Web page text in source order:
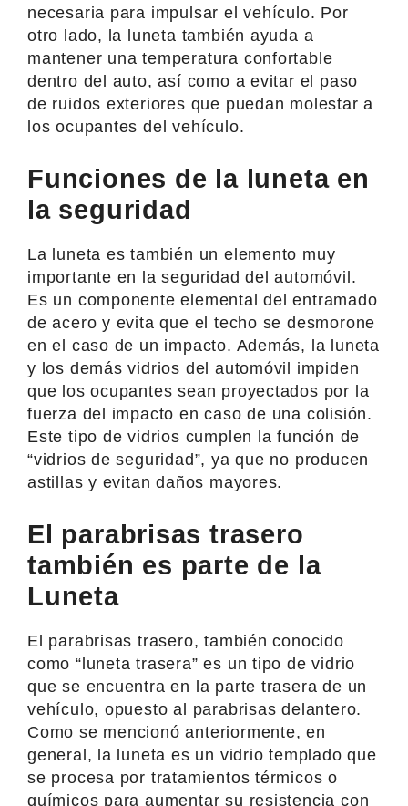
necesaria para impulsar el vehículo. Por
otro lado, la luneta también ayuda a
mantener una temperatura confortable
dentro del auto, así como a evitar el paso
de ruidos exteriores que puedan molestar a
los ocupantes del vehículo.
Funciones de la luneta en
la seguridad
La luneta es también un elemento muy
importante en la seguridad del automóvil.
Es un componente elemental del entramado
de acero y evita que el techo se desmorone
en el caso de un impacto. Además, la luneta
y los demás vidrios del automóvil impiden
que los ocupantes sean proyectados por la
fuerza del impacto en caso de una colisión.
Este tipo de vidrios cumplen la función de
“vidrios de seguridad”, ya que no producen
astillas y evitan daños mayores.
El parabrisas trasero
también es parte de la
Luneta
El parabrisas trasero, también conocido
como “luneta trasera” es un tipo de vidrio
que se encuentra en la parte trasera de un
vehículo, opuesto al parabrisas delantero.
Como se mencionó anteriormente, en
general, la luneta es un vidrio templado que
se procesa por tratamientos térmicos o
químicos para aumentar su resistencia con